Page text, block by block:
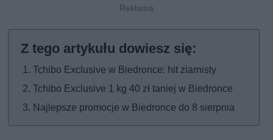
Tchibo Exclusive w Biedronce: hit ziarnisty
Tchibo Exclusive 1 kg 40 zł taniej w Biedronce
Najlepsze promocje w Biedronce do 8 sierpnia